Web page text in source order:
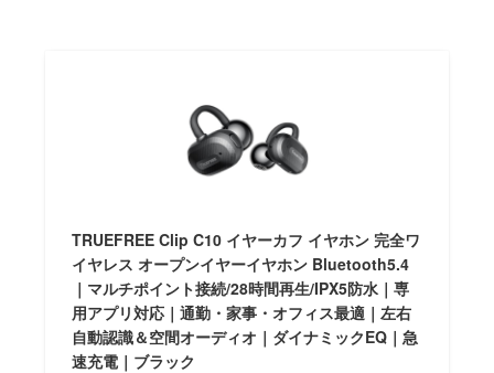
TRUEFREE Clip C10 イヤーカフ イヤホン 完全ワ
イヤレス オープンイヤーイヤホン Bluetooth5.4
｜マルチポイント接続/28時間再生/IPX5防水｜専
用アプリ対応｜通勤・家事・オフィス最適｜左右
自動認識＆空間オーディオ｜ダイナミックEQ｜急
速充電｜ブラック